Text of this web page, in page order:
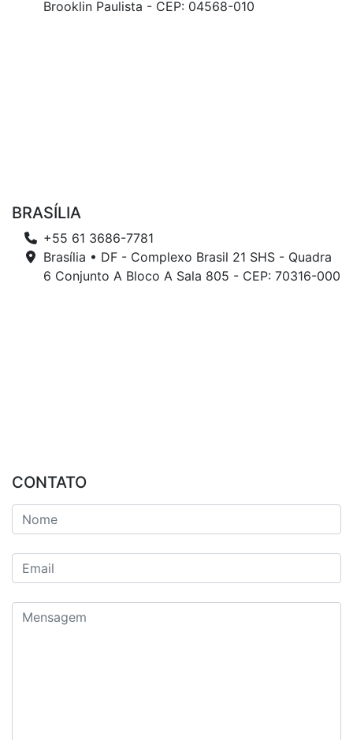
Brooklin Paulista - CEP: 04568-010
BRASÍLIA
+55 61 3686-7781
Brasília • DF - Complexo Brasil 21 SHS - Quadra
6 Conjunto A Bloco A Sala 805 - CEP: 70316-000
CONTATO